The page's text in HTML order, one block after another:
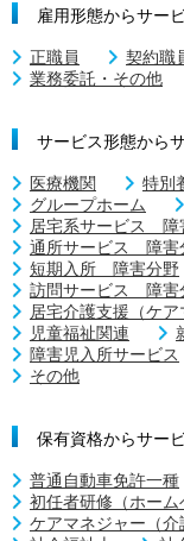
雇用形態からサー
正職員 契約職
業務委託・その他
サービス形態から
医療機関 特別
グループホーム
居宅系サービス 障
通所サービス 障害
短期入所 障害分野
訪問サービス 障害
居宅介護支援（ケア
児童福祉関連
障害児入所サービス
その他
保有資格からサー
普通自動車免許一種
初任者研修（ホーム
ケアマネジャー（介